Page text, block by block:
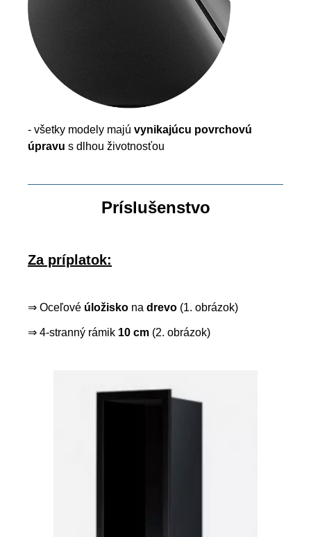
- všetky modely majú vynikajúcu povrchovú
úpravu s dlhou životnosťou
Príslušenstvo
Za príplatok:
⇒ Oceľové úložisko na drevo (1. obrázok)
⇒ 4-stranný rámik 10 cm (2. obrázok)